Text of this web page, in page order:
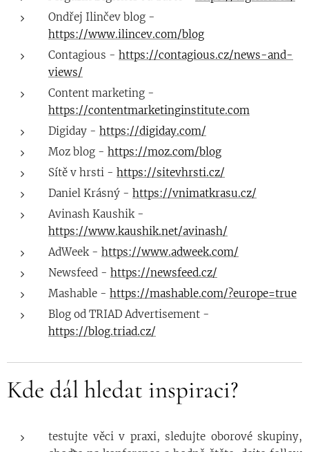
Ondřej Ilinčev blog -
https://www.ilincev.com/blog
Contagious - https://contagious.cz/news-and-
views/
Content marketing -
https://contentmarketinginstitute.com
Digiday - https://digiday.com/
Moz blog - https://moz.com/blog
Sítě v hrsti - https://sitevhrsti.cz/
Daniel Krásný - https://vnimatkrasu.cz/
Avinash Kaushik -
https://www.kaushik.net/avinash/
AdWeek - https://www.adweek.com/
Newsfeed - https://newsfeed.cz/
Mashable - https://mashable.com/?europe=true
Blog od TRIAD Advertisement -
https://blog.triad.cz/
Kde dál hledat inspiraci?
testujte věci v praxi, sledujte oborové skupiny,